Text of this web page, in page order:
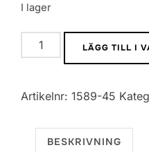
I lager
0805
SMD
5%
mängd
LÄGG TILL I
Artikelnr: 1589-45
BESKRIVNING